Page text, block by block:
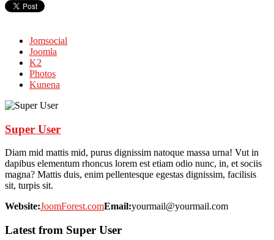
Jomsocial
Joomla
K2
Photos
Kunena
Super User
Diam mid mattis mid, purus dignissim natoque massa urna! Vut in
dapibus elementum rhoncus lorem est etiam odio nunc, in, et sociis
magna? Mattis duis, enim pellentesque egestas dignissim, facilisis
sit, turpis sit.
Website:JoomForest.comEmail:yourmail@yourmail.com
Latest from Super User